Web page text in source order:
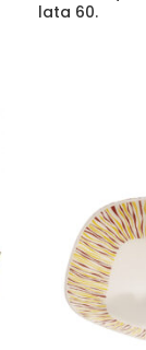
lata 60.